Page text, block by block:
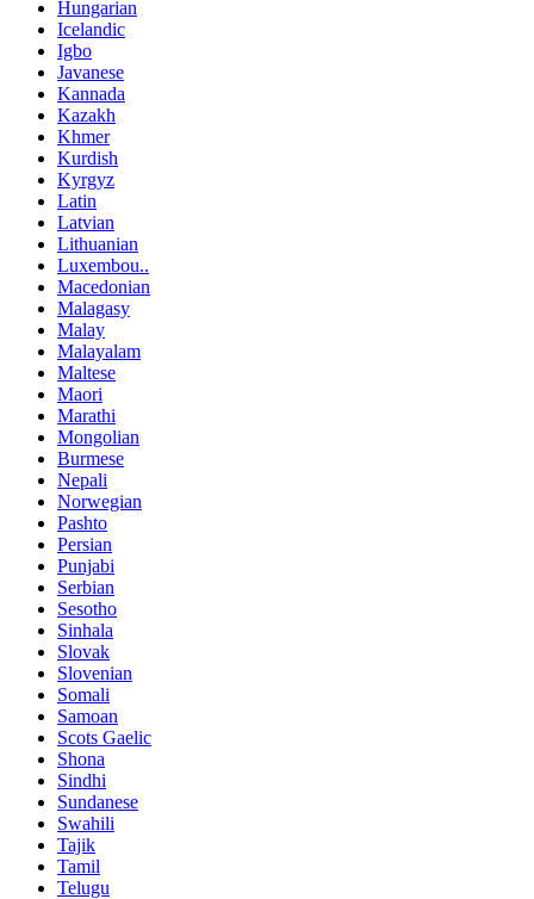
Hungarian
Icelandic
Igbo
Javanese
Kannada
Kazakh
Khmer
Kurdish
Kyrgyz
Latin
Latvian
Lithuanian
Luxembou..
Macedonian
Malagasy
Malay
Malayalam
Maltese
Maori
Marathi
Mongolian
Burmese
Nepali
Norwegian
Pashto
Persian
Punjabi
Serbian
Sesotho
Sinhala
Slovak
Slovenian
Somali
Samoan
Scots Gaelic
Shona
Sindhi
Sundanese
Swahili
Tajik
Tamil
Telugu